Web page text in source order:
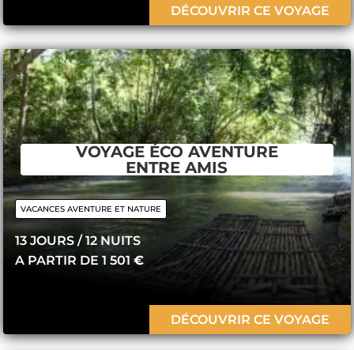
DÉCOUVRIR CE VOYAGE
VOYAGE ÉCO AVENTURE
ENTRE AMIS
VACANCES AVENTURE ET NATURE
13 JOURS / 12 ​NUITS
A PARTIR DE 1 501€
DÉCOUVRIR CE VOYAGE